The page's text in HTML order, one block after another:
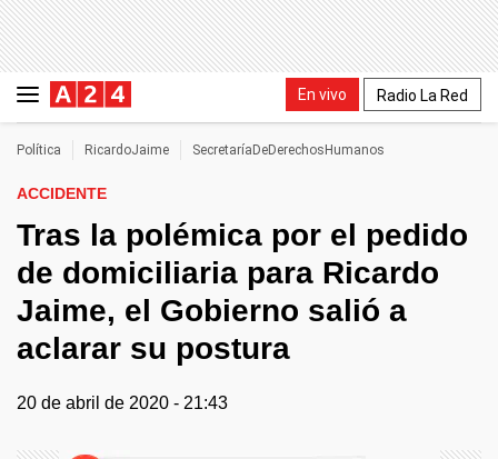
En vivo Radio La Red
Política RicardoJaime SecretaríaDeDerechosHumanos
ACCIDENTE
Tras la polémica por el pedido
de domiciliaria para Ricardo
Jaime, el Gobierno salió a
aclarar su postura
20 de abril de 2020 - 21:43